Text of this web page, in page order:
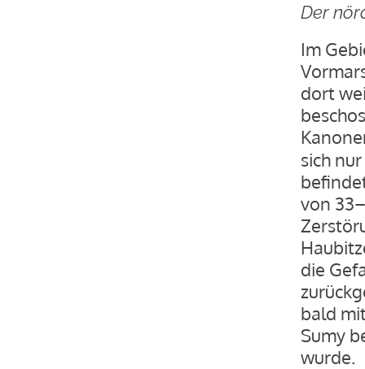
Der
Im
dort
sich
von
die
bald
Sumy
wurde.